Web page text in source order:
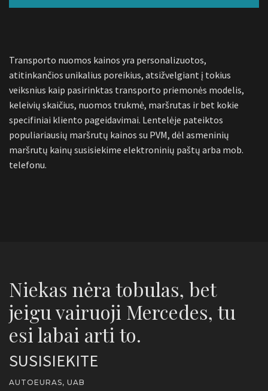
Transporto nuomos kainos yra personalizuotos,
atitinkančios unikalius poreikius, atsižvelgiant į tokius
veiksnius kaip pasirinktas transporto priemonės modelis,
keleivių skaičius, nuomos trukmė, maršrutas ir bet kokie
specifiniai kliento pageidavimai. Lentelėje pateiktos
populiariausių maršrutų kainos su PVM, dėl asmeninių
maršrutų kainų susisiekime elektroninių paštų arba mob.
telefonu.
Niekas nėra tobulas, bet
jeigu vairuoji Mercedes, tu
esi labai arti to.
SUSISIEKITE
AUTOEURAS, UAB